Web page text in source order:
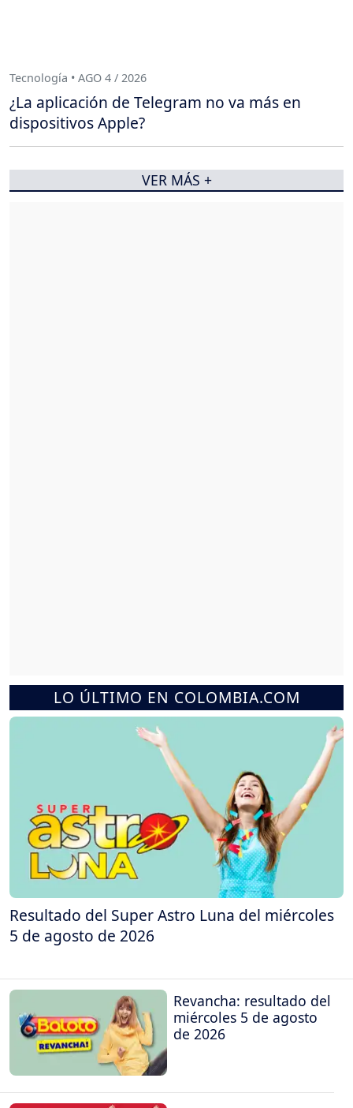
LO ÚLTIMO EN COLOMBIA.COM
Resultado del Super Astro Luna del miércoles
5 de agosto de 2026
Revancha: resultado del
miércoles 5 de agosto
de 2026
Tecnología • AGO 4 / 2026
¿La aplicación de Telegram no va más en
dispositivos Apple?
VER MÁS +